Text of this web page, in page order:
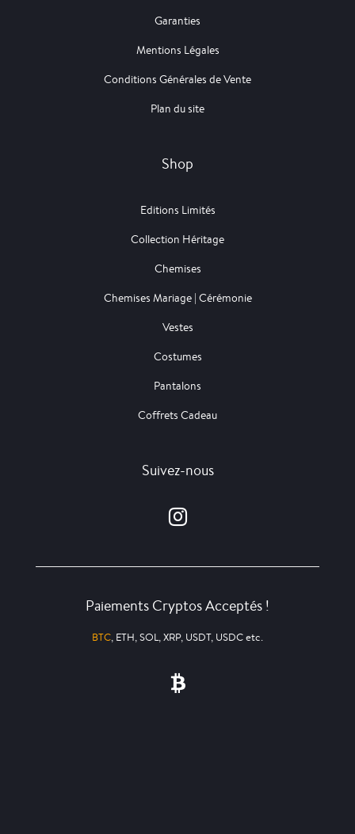
Garanties
Mentions Légales
Conditions Générales de Vente
Plan du site
Shop
Editions Limités
Collection Héritage
Chemises
Chemises Mariage | Cérémonie
Vestes
Costumes
Pantalons
Coffrets Cadeau
Suivez-nous
Paiements Cryptos Acceptés !
BTC, ETH, SOL, XRP, USDT, USDC etc.